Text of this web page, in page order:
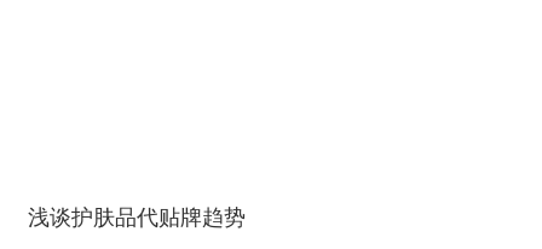
浅谈护肤品代贴牌趋势